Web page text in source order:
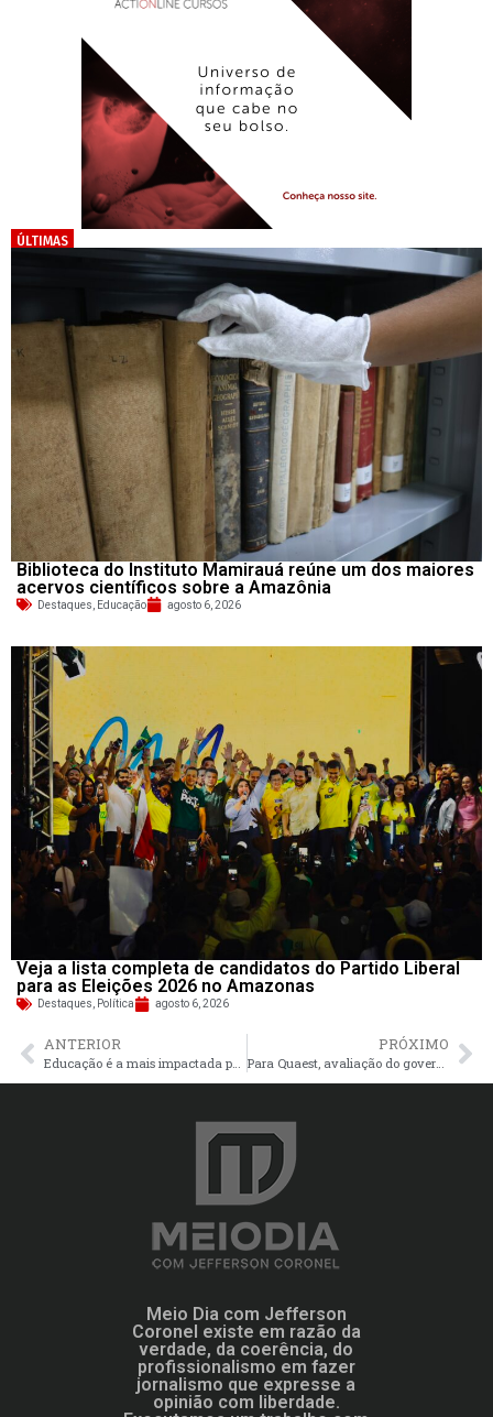
ÚLTIMAS
Biblioteca do Instituto Mamirauá reúne um dos maiores
acervos científicos sobre a Amazônia
Destaques Educação agosto 6, 2026
Veja a lista completa de candidatos do Partido Liberal
para as Eleições 2026 no Amazonas
Destaques Política agosto 6, 2026
ANTERIOR
Educação é a mais impactada por bloqueio de R$ 5,5 bi no Orçamento
PRÓXIMO
Para Quaest, avaliação do governo Lula é negativa para 90% do mercado
Meio Dia com Jefferson
Coronel existe em razão da
verdade, da coerência, do
profissionalismo em fazer
jornalismo que expresse a
opinião com liberdade.